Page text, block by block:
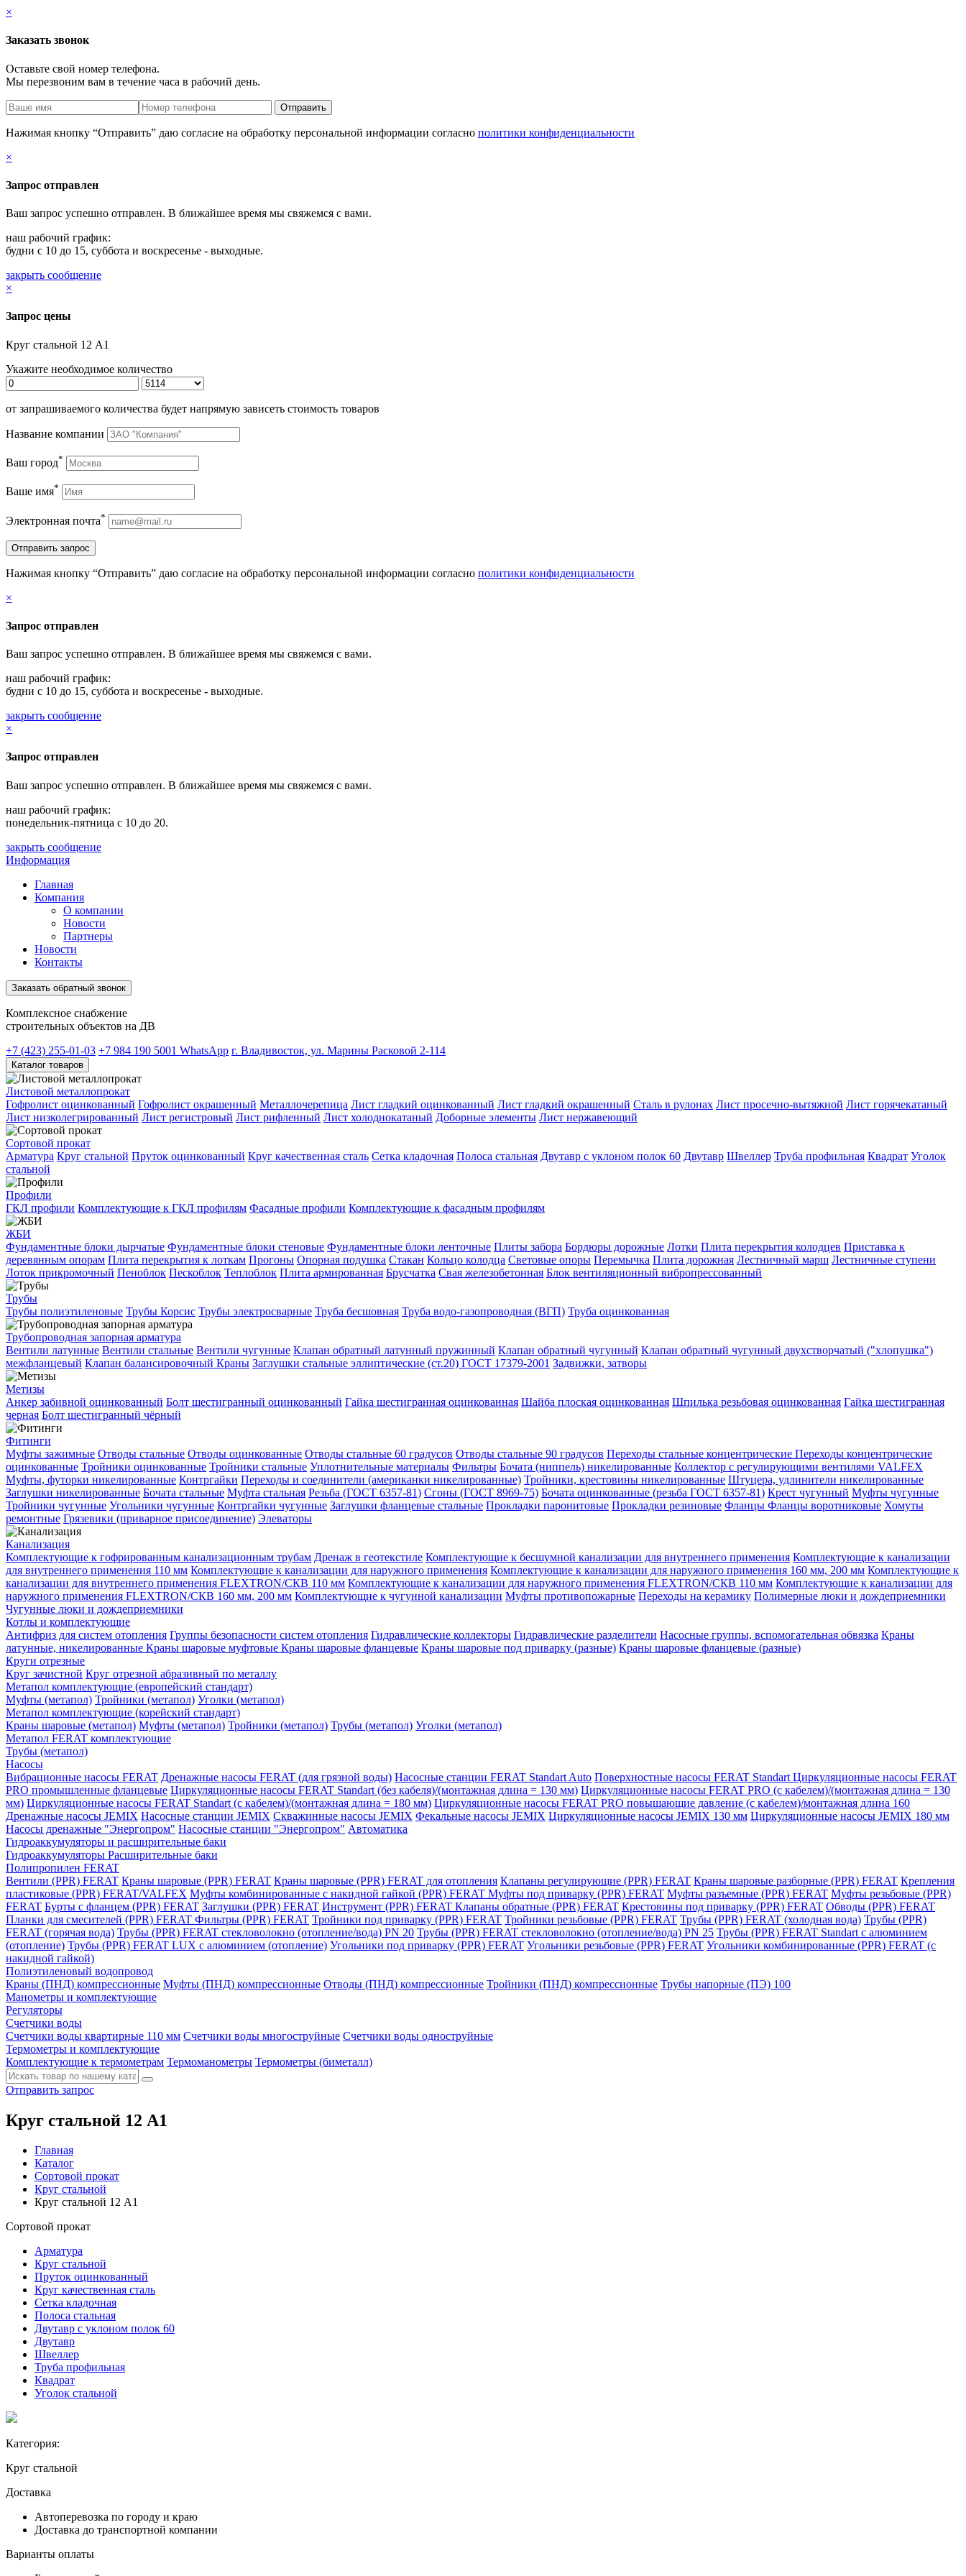
×
Заказать звонок
Оставьте свой номер телефона.
Мы перезвоним вам в течение часа в рабочий день.
Нажимая кнопку “Отправить” даю согласие на обработку персональной информации согласно политики конфиденциальности
×
Запрос отправлен
Ваш запрос успешно отправлен. В ближайшее время мы свяжемся с вами.
наш рабочий график:
будни с 10 до 15, суббота и воскресенье - выходные.
закрыть сообщение
×
Запрос цены
Круг стальной 12 А1
Укажите необходимое количество
от запрашиваемого количества будет напрямую зависеть стоимость товаров
Название компании
Ваш город*
Ваше имя*
Электронная почта*
Нажимая кнопку “Отправить” даю согласие на обработку персональной информации согласно политики конфиденциальности
×
Запрос отправлен
Ваш запрос успешно отправлен. В ближайшее время мы свяжемся с вами.
наш рабочий график:
будни с 10 до 15, суббота и воскресенье - выходные.
закрыть сообщение
×
Запрос отправлен
Ваш запрос успешно отправлен. В ближайшее время мы свяжемся с вами.
наш рабочий график:
понедельник-пятница с 10 до 20.
закрыть сообщение
Информация
Главная
Компания
О компании
Новости
Партнеры
Новости
Контакты
Заказать обратный звонок
Комплексное снабжение
строительных объектов на ДВ
+7 (423) 255-01-03 +7 984 190 5001 WhatsApp г. Владивосток, ул. Марины Расковой 2-114
Каталог товаров
Листовой металлопрокат
Гофролист оцинкованный Гофролист окрашенный Металлочерепица Лист гладкий оцинкованный Лист гладкий окрашенный Сталь в рулонах Лист просечно-вытяжной Лист горячекатаный
Лист низколегрированный Лист регистровый Лист рифленный Лист холоднокатаный Доборные элементы Лист нержавеющий
Сортовой прокат
Арматура Круг стальной Пруток оцинкованный Круг качественная сталь Сетка кладочная Полоса стальная Двутавр с уклоном полок 60 Двутавр Швеллер Труба профильная Квадрат Уголок
стальной
Профили
ГКЛ профили Комплектующие к ГКЛ профилям Фасадные профили Комплектующие к фасадным профилям
ЖБИ
Фундаментные блоки дырчатые Фундаментные блоки стеновые Фундаментные блоки ленточные Плиты забора Бордюры дорожные Лотки Плита перекрытия колодцев Приставка к
деревянным опорам Плита перекрытия к лоткам Прогоны Опорная подушка Стакан Кольцо колодца Световые опоры Перемычка Плита дорожная Лестничный марш Лестничные ступени
Лоток прикромочный Пеноблок Пескоблок Теплоблок Плита армированная Брусчатка Свая железобетонная Блок вентиляционный вибропрессованный
Трубы
Трубы полиэтиленовые Трубы Корсис Трубы электросварные Труба бесшовная Труба водо-газопроводная (ВГП) Труба оцинкованная
Трубопроводная запорная арматура
Вентили латунные Вентили стальные Вентили чугунные Клапан обратный латунный пружинный Клапан обратный чугунный Клапан обратный чугунный двухстворчатый ("хлопушка")
межфланцевый Клапан балансировочный Краны Заглушки стальные эллиптические (ст.20) ГОСТ 17379-2001 Задвижки, затворы
Метизы
Анкер забивной оцинкованный Болт шестигранный оцинкованный Гайка шестигранная оцинкованная Шайба плоская оцинкованная Шпилька резьбовая оцинкованная Гайка шестигранная
черная Болт шестигранный чёрный
Фитинги
Муфты зажимные Отводы стальные Отводы оцинкованные Отводы стальные 60 градусов Отводы стальные 90 градусов Переходы стальные концентрические Переходы концентрические
оцинкованные Тройники оцинкованные Тройники стальные Уплотнительные материалы Фильтры Бочата (ниппель) никелированные Коллектор с регулирующими вентилями VALFEX
Муфты, футорки никелированные Контргайки Переходы и соединители (американки никелированные) Тройники, крестовины никелированные Штуцера, удлинители никелированные
Заглушки никелированные Бочата стальные Муфта стальная Резьба (ГОСТ 6357-81) Сгоны (ГОСТ 8969-75) Бочата оцинкованные (резьба ГОСТ 6357-81) Крест чугунный Муфты чугунные
Тройники чугунные Угольники чугунные Контргайки чугунные Заглушки фланцевые стальные Прокладки паронитовые Прокладки резиновые Фланцы Фланцы воротниковые Хомуты
ремонтные Грязевики (приварное присоединение) Элеваторы
Канализация
Комплектующие к гофрированным канализационным трубам Дренаж в геотекстиле Комплектующие к бесшумной канализации для внутреннего применения Комплектующие к канализации
для внутреннего применения 110 мм Комплектующие к канализации для наружного применения Комплектующие к канализации для наружного применения 160 мм, 200 мм Комплектующие к
канализации для внутреннего применения FLEXTRON/СКВ 110 мм Комплектующие к канализации для наружного применения FLEXTRON/СКВ 110 мм Комплектующие к канализации для
наружного применения FLEXTRON/СКВ 160 мм, 200 мм Комплектующие к чугунной канализации Муфты противопожарные Переходы на керамику Полимерные люки и дождеприемники
Чугунные люки и дождеприемники
Котлы и комплектующие
Антифриз для систем отопления Группы безопасности систем отопления Гидравлические коллекторы Гидравлические разделители Насосные группы, вспомогательная обвязка Краны
латунные, никелированные Краны шаровые муфтовые Краны шаровые фланцевые Краны шаровые под приварку (разные) Краны шаровые фланцевые (разные)
Круги отрезные
Круг зачистной Круг отрезной абразивный по металлу
Метапол комплектующие (европейский стандарт)
Муфты (метапол) Тройники (метапол) Уголки (метапол)
Метапол комплектующие (корейский стандарт)
Краны шаровые (метапол) Муфты (метапол) Тройники (метапол) Трубы (метапол) Уголки (метапол)
Метапол FERAT комплектующие
Трубы (метапол)
Насосы
Вибрационные насосы FERAT Дренажные насосы FERAT (для грязной воды) Насосные станции FERAT Standart Auto Поверхностные насосы FERAT Standart Циркуляционные насосы FERAT
PRO промышленные фланцевые Циркуляционные насосы FERAT Standart (без кабеля)/(монтажная длина = 130 мм) Циркуляционные насосы FERAT PRO (с кабелем)/(монтажная длина = 130
мм) Циркуляционные насосы FERAT Standart (с кабелем)/(монтажная длина = 180 мм) Циркуляционные насосы FERAT PRO повышающие давление (с кабелем)/монтажная длина 160
Дренажные насосы JEMIX Насосные станции JEMIX Скважинные насосы JEMIX Фекальные насосы JEMIX Циркуляционные насосы JEMIX 130 мм Циркуляционные насосы JEMIX 180 мм
Насосы дренажные "Энергопром" Насосные станции "Энергопром" Автоматика
Гидроаккумуляторы и расширительные баки
Гидроаккумуляторы Расширительные баки
Полипропилен FERAT
Вентили (PPR) FERAT Краны шаровые (PPR) FERAT Краны шаровые (PPR) FERAT для отопления Клапаны регулирующие (PPR) FERAT Краны шаровые разборные (PPR) FERAT Крепления
пластиковые (PPR) FERAT/VALFEX Муфты комбинированные с накидной гайкой (PPR) FERAT Муфты под приварку (PPR) FERAT Муфты разъемные (PPR) FERAT Муфты резьбовые (PPR)
FERAT Бурты с фланцем (PPR) FERAT Заглушки (PPR) FERAT Инструмент (PPR) FERAT Клапаны обратные (PPR) FERAT Крестовины под приварку (PPR) FERAT Обводы (PPR) FERAT
Планки для смесителей (PPR) FERAT Фильтры (PPR) FERAT Тройники под приварку (PPR) FERAT Тройники резьбовые (PPR) FERAT Трубы (PPR) FERAT (холодная вода) Трубы (PPR)
FERAT (горячая вода) Трубы (PPR) FERAT стекловолокно (отопление/вода) РN 20 Трубы (PPR) FERAT стекловолокно (отопление/вода) РN 25 Трубы (PPR) FERAT Standart c алюминием
(отопление) Трубы (PPR) FERAT LUX c алюминием (отопление) Угольники под приварку (PPR) FERAT Угольники резьбовые (PPR) FERAT Угольники комбинированные (PPR) FERAT (с
накидной гайкой)
Полиэтиленовый водопровод
Краны (ПНД) компрессионные Муфты (ПНД) компрессионные Отводы (ПНД) компрессионные Тройники (ПНД) компрессионные Трубы напорные (ПЭ) 100
Манометры и комплектующие
Регуляторы
Счетчики воды
Счетчики воды квартирные 110 мм Счетчики воды многоструйные Счетчики воды одноструйные
Термометры и комплектующие
Комплектующие к термометрам Термоманометры Термометры (биметалл)
Отправить запрос
Круг стальной 12 А1
Главная
Каталог
Сортовой прокат
Круг стальной
Круг стальной 12 А1
Сортовой прокат
Арматура
Круг стальной
Пруток оцинкованный
Круг качественная сталь
Сетка кладочная
Полоса стальная
Двутавр с уклоном полок 60
Двутавр
Швеллер
Труба профильная
Квадрат
Уголок стальной
Категория:
Круг стальной
Доставка
Автоперевозка по городу и краю
Доставка до транспортной компании
Варианты оплаты